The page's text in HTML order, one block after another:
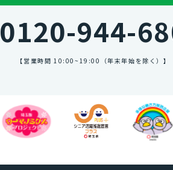
0120-944-
【営業時間 10:00~19:00（年末年始を除く）】